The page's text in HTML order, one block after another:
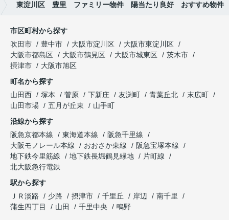
東淀川区 豊里 ファミリー物件 陽当たり良好 おすすめ物件
市区町村から探す
吹田市
豊中市 大阪市淀川区
大阪市東淀川区
大阪市都島区
大阪市鶴見区 大阪市城東区
茨木市
摂津市
大阪市旭区
町名から探す
山田西
塚本 菅原 下新庄 友渕町 青葉丘北
末広町
山田市場
五月が丘東
山手町
沿線から探す
阪急京都本線
東海道本線
阪急千里線
大阪モノレール本線
おおさか東線
阪急宝塚本線
地下鉄今里筋線
地下鉄長堀鶴見緑地
片町線
北大阪急行電鉄
駅から探す
ＪＲ淡路
少路 摂津市 千里丘 岸辺
南千里
蒲生四丁目
山田 千里中央 鴫野